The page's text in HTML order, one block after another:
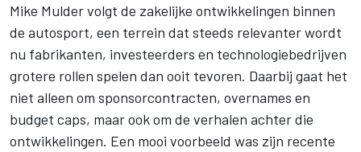
Mike Mulder volgt de zakelijke ontwikkelingen binnen
de autosport, een terrein dat steeds relevanter wordt
nu fabrikanten, investeerders en technologiebedrijven
grotere rollen spelen dan ooit tevoren. Daarbij gaat het
niet alleen om sponsorcontracten, overnames en
budget caps, maar ook om de verhalen achter die
ontwikkelingen. Een mooi voorbeeld was zijn recente